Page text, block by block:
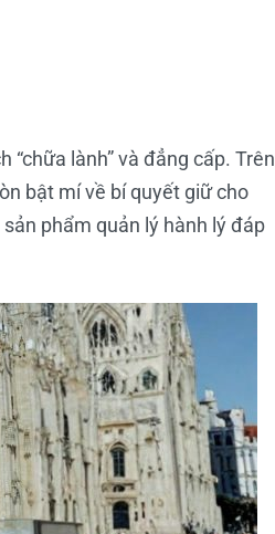
lành” và đẳng cấp. Trên
bật mí về bí quyết giữ cho
phẩm quản lý hành lý đáp